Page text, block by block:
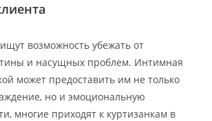
возможность убежать от
и насущных проблем. Интимная
может предоставить им не только
но и эмоциональную
многие приходят к куртизанкам в